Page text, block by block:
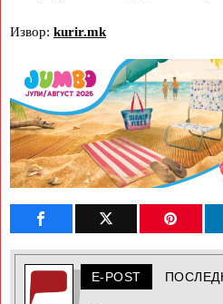
Извор: kurir.mk
E-POST